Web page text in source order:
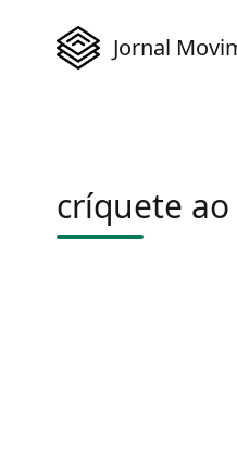
Jornal
críquete ao